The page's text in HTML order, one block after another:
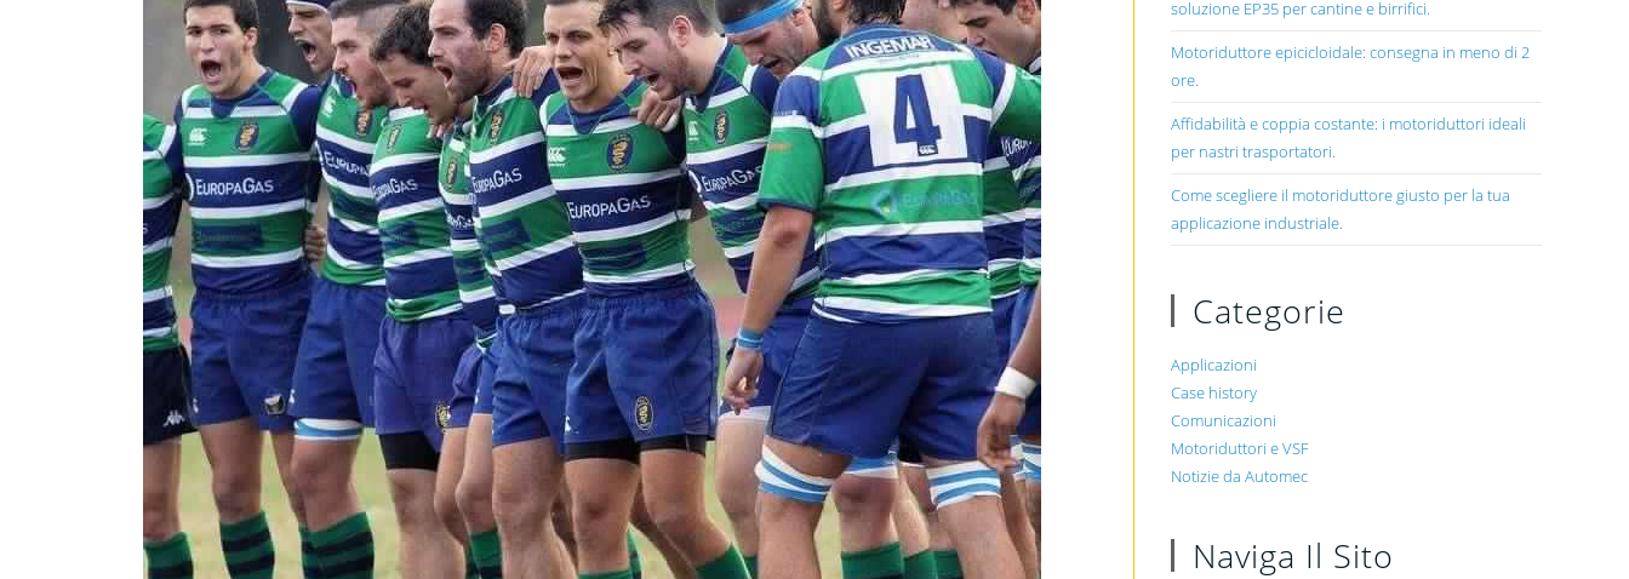
soluzione EP35 per cantine e birrifici.
Motoriduttore epicicloidale: consegna in meno di 2
ore.
Affidabilità e coppia costante: i motoriduttori ideali
per nastri trasportatori.
Come scegliere il motoriduttore giusto per la tua
applicazione industriale.
Categorie
Applicazioni
Case history
Comunicazioni
Motoriduttori e VSF
Notizie da Automec
Naviga Il Sito